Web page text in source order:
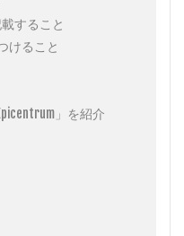
すること
けること
」を紹介